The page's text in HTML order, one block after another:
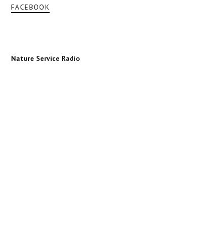
FACEBOOK
Nature Service Radio